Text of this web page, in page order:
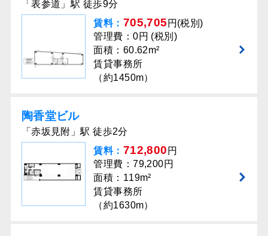
「表参道」駅 徒歩9分
賃料： 705,705 円(税別)
管理費：0円 (税別)
面積：60.62m²
賃貸事務所
（約1450m）
陶香堂ビル
「赤坂見附」駅 徒歩2分
賃料： 712,800 円
管理費：79,200円
面積：119m²
賃貸事務所
（約1630m）